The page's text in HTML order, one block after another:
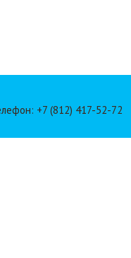
+7 (812) 417-52-72